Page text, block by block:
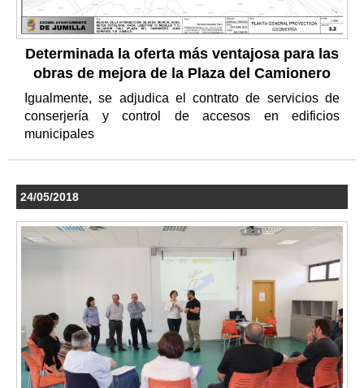
Determinada la oferta más ventajosa para las
obras de mejora de la Plaza del Camionero
Igualmente, se adjudica el contrato de servicios de
conserjería y control de accesos en edificios
municipales
24/05/2018